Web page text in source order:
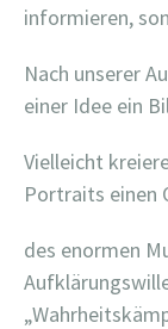
informieren,
Nach unserer
einer Idee ein
Vielleicht
Portraits einen
des enormen